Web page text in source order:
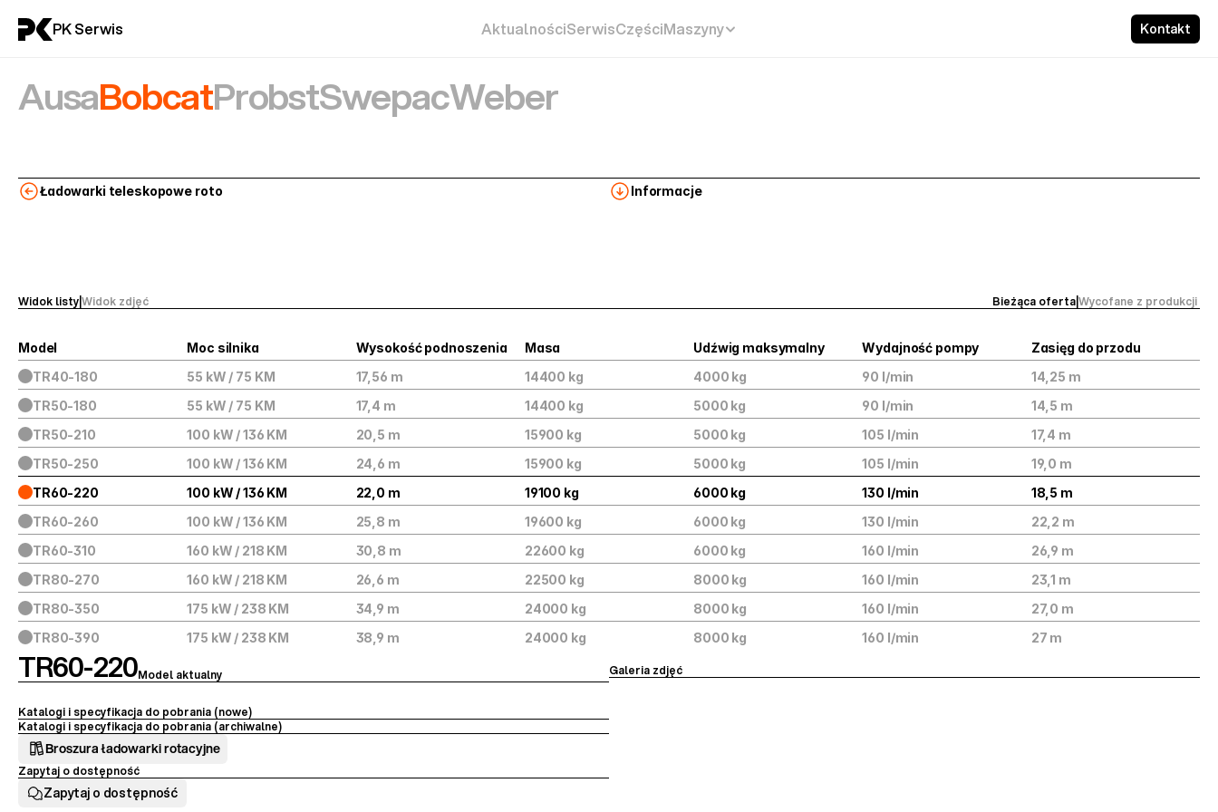
AusaBobcatProbstSwepacWeber
Ładowarki teleskopowe roto Informacje
Widok listyWidok zdjęć Bieżąca ofertaWycofane z produkcji
Model Moc silnika Wysokość podnoszenia Masa Udźwig maksymalny Wydajność pompy
Zasięg do przodu
TR40-180
55 kW / 75 KM 17,56 m 14400 kg 4000 kg 90 l/min
14,25 m
TR50-180
55 kW / 75 KM 17,4 m 14400 kg 5000 kg 90 l/min
14,5 m
TR50-210
100 kW / 136 KM 20,5 m 15900 kg 5000 kg 105 l/min
17,4 m
TR50-250
100 kW / 136 KM 24,6 m 15900 kg 5000 kg 105 l/min
19,0 m
TR60-220
100 kW / 136 KM 22,0 m 19100 kg 6000 kg 130 l/min
18,5 m
TR60-260
100 kW / 136 KM 25,8 m 19600 kg 6000 kg 130 l/min
22,2 m
TR60-310
160 kW / 218 KM 30,8 m 22600 kg 6000 kg 160 l/min
26,9 m
TR80-270
160 kW / 218 KM 26,6 m 22500 kg 8000 kg 160 l/min
23,1 m
TR80-350
175 kW / 238 KM 34,9 m 24000 kg 8000 kg 160 l/min
27,0 m
TR80-390
175 kW / 238 KM 38,9 m 24000 kg 8000 kg 160 l/min 27 m
TR60-220Model aktualny
Katalogi i specyfikacja do pobrania (nowe)
Katalogi i specyfikacja do pobrania (archiwalne)
Broszura ładowarki rotacyjne
Zapytaj o dostępność
Zapytaj o dostępność
Galeria zdjęć
PK Serwis AktualnościSerwisCzęściMaszyny Kontakt